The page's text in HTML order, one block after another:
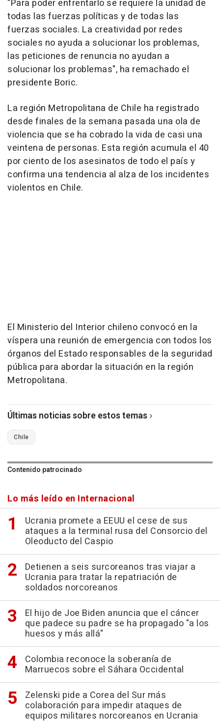
"Para poder enfrentarlo se requiere la unidad de
todas las fuerzas políticas y de todas las
fuerzas sociales. La creatividad por redes
sociales no ayuda a solucionar los problemas,
las peticiones de renuncia no ayudan a
solucionar los problemas", ha remachado el
presidente Boric.
La región Metropolitana de Chile ha registrado
desde finales de la semana pasada una ola de
violencia que se ha cobrado la vida de casi una
veintena de personas. Esta región acumula el 40
por ciento de los asesinatos de todo el país y
confirma una tendencia al alza de los incidentes
violentos en Chile.
El Ministerio del Interior chileno convocó en la
víspera una reunión de emergencia con todos los
órganos del Estado responsables de la seguridad
pública para abordar la situación en la región
Metropolitana.
Últimas noticias sobre estos temas
Chile
Contenido patrocinado
Lo más leído en Internacional
Ucrania promete a EEUU el cese de sus
ataques a la terminal rusa del Consorcio del
Oleoducto del Caspio
Detienen a seis surcoreanos tras viajar a
Ucrania para tratar la repatriación de
soldados norcoreanos
El hijo de Joe Biden anuncia que el cáncer
que padece su padre se ha propagado "a los
huesos y más allá"
Colombia reconoce la soberanía de
Marruecos sobre el Sáhara Occidental
Zelenski pide a Corea del Sur más
colaboración para impedir ataques de
equipos militares norcoreanos en Ucrania